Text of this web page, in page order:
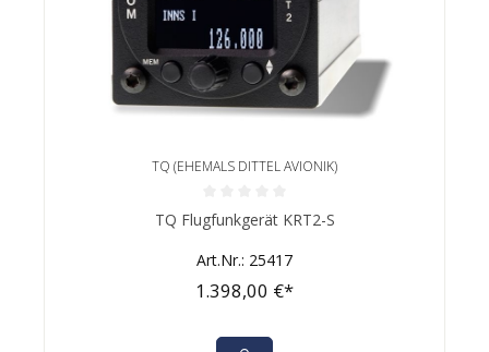
TQ (EHEMALS DITTEL AVIONIK)
Durchschnittliche Bewertung von 0 von 5 Sternen
TQ Flugfunkgerät KRT2-S
Art.Nr.: 25417
1.398,00 €*